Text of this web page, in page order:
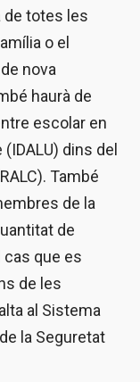
de totes les
o el
nova
haurà de
escolar en
dins del
També
de la
de
cas que es
de les
al Sistema
la Seguretat